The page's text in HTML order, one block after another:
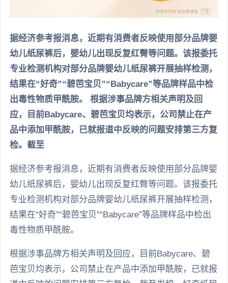
据经济参考报消息，近期有消费者反映使用部分品牌婴
幼儿纸尿裤后，婴幼儿出现反复红臀等问题。该报委托
专业检测机构对部分品牌婴幼儿纸尿裤开展抽样检测，
结果在“好奇”“碧芭宝贝”“Babycare”等品牌样品中检
出毒性物质甲酰胺。 根据涉事品牌方相关声明及回
应，目前Babycare、碧芭宝贝均表示，公司禁止在产
品中添加甲酰胺，已就报道中反映的问题安排第三方复
检。截至
据经济参考报消息，近期有消费者反映使用部分品牌婴
幼儿纸尿裤后，婴幼儿出现反复红臀等问题。该报委托
专业检测机构对部分品牌婴幼儿纸尿裤开展抽样检测，
结果在“好奇”“碧芭宝贝”“Babycare”等品牌样品中检出
毒性物质甲酰胺。
根据涉事品牌方相关声明及回应，目前Babycare、碧
芭宝贝均表示，公司禁止在产品中添加甲酰胺，已就报